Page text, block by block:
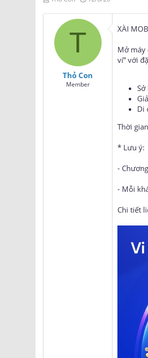
r
à
y
T
Thỏ Con
Member
XÀI
Mở máy
ví” với
Di
Thời
* Lưu ý:
-
- Mỗi
Chi tiết